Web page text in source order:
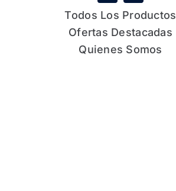
Todos Los Productos
Ofertas Destacadas
Quienes Somos